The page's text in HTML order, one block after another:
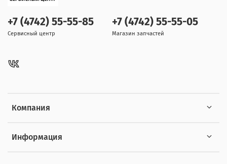
Компания
Информация
+7 (4742) 55-55-85
Сервисный центр
+7 (4742) 55-55-05
Магазин запчастей